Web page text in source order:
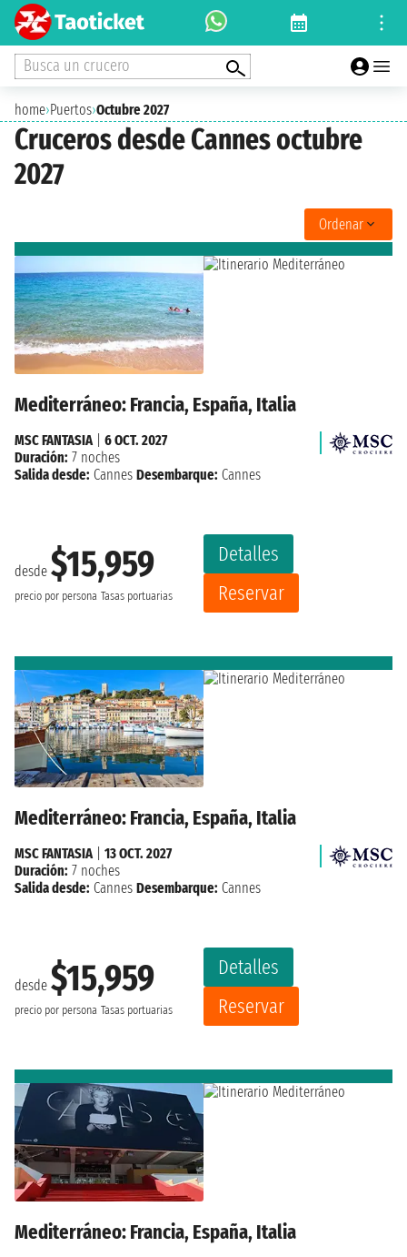
Busca un crucero
home›Puertos›Octubre 2027
Cruceros desde Cannes octubre
2027
Ordenar
Mediterráneo: Francia, España, Italia
desde $15,959
precio por persona Tasas portuarias
Detalles
Reservar
MSC FANTASIA
6 OCT. 2027
Duración: 7 noches
Salida desde: Cannes Desembarque: Cannes
Mediterráneo: Francia, España, Italia
desde $15,959
precio por persona Tasas portuarias
Detalles
Reservar
MSC FANTASIA| 13 OCT. 2027
Duración: 7 noches
Salida desde: Cannes Desembarque: Cannes
Mediterráneo: Francia, España, Italia